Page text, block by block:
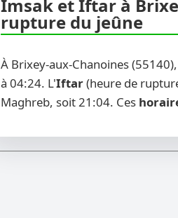
Imsak et Iftar à
rupture du jeûne
À Brixey-aux-Chanoines
à 04:24. L'Iftar(heure de
Maghreb, soit 21:04. Ces